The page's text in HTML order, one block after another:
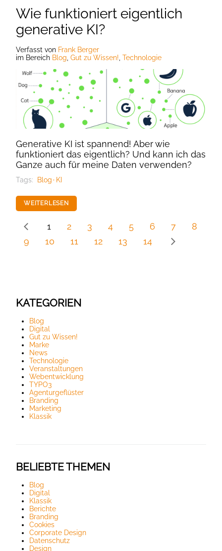
Wie funktioniert eigentlich
generative KI?
Verfasst von Frank Berger
im Bereich Blog Gut zu Wissen! Technologie
Generative KI ist spannend! Aber wie
funktioniert das eigentlich? Und kann ich das
Ganze auch für meine Daten verwenden?
Tags: Blog KI
WEITERLESEN
1 2 3 4 5 6 7
8
9
10 11 12 13 14
KATEGORIEN
Blog
Digital
Gut zu Wissen!
Marke
News
Technologie
Veranstaltungen
Webentwicklung
TYPO3
Agenturgeflüster
Branding
Marketing
Klassik
BELIEBTE THEMEN
Blog
Digital
Klassik
Berichte
Branding
Cookies
Corporate Design
Datenschutz
Design